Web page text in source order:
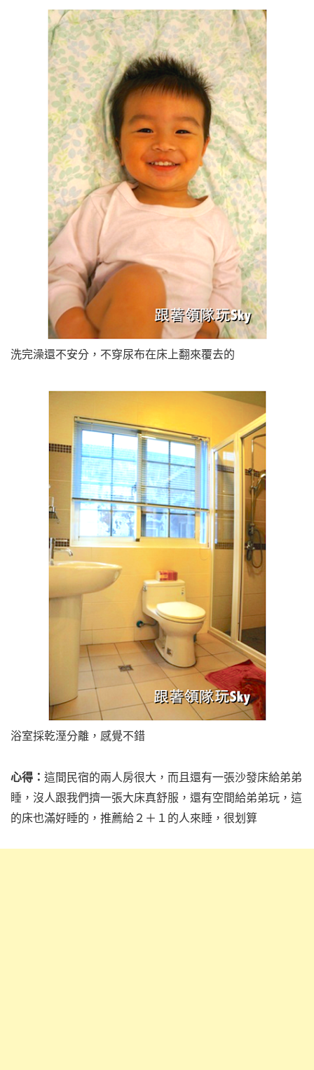
洗完澡還不安分，不穿尿布在床上翻來覆去的
浴室採乾溼分離，感覺不錯
心得： 這間民宿的兩人房很大，而且還有一張沙發床給弟弟
睡，沒人跟我們擠一張大床真舒服，還有空間給弟弟玩，這
的床也滿好睡的，推薦給２＋１的人來睡，很划算